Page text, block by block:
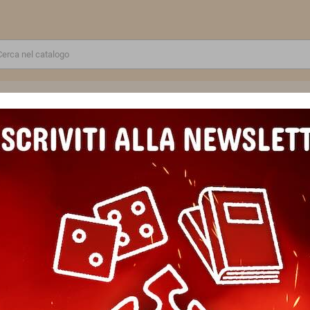
SCUOLA E TEMPO LIBERO
RUSS BATTLE TANK miniatura ASTRA MILITARUM warhammer
LEMAN RUSS BATTLE TANK
warhammer 40k CITADEL età
Marca
Games Workshop
Riferimento
5011921194575
In magazzino
1 Articolo